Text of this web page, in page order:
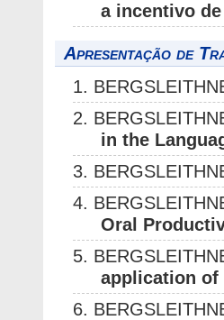
a incentivo
Apresentação de
1.
2.
in the
3.
4.
Oral
5.
application of
6.